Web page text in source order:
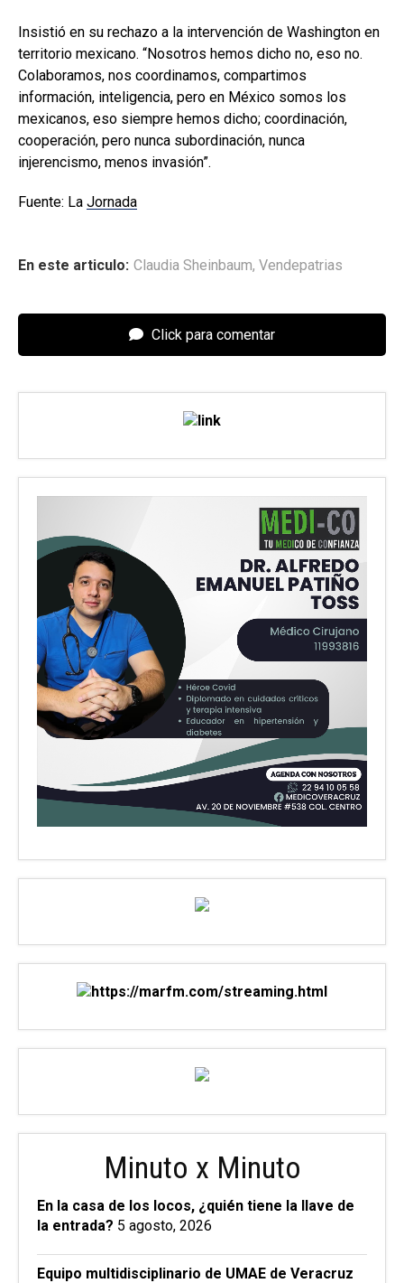
Insistió en su rechazo a la intervención de Washington en
territorio mexicano. “Nosotros hemos dicho no, eso no.
Colaboramos, nos coordinamos, compartimos
información, inteligencia, pero en México somos los
mexicanos, eso siempre hemos dicho; coordinación,
cooperación, pero nunca subordinación, nunca
injerencismo, menos invasión”.
Fuente: La Jornada
En este articulo: Claudia Sheinbaum, Vendepatrias
Click para comentar
Minuto x Minuto
En la casa de los locos, ¿quién tiene la llave de
la entrada? 5 agosto, 2026
Equipo multidisciplinario de UMAE de Veracruz